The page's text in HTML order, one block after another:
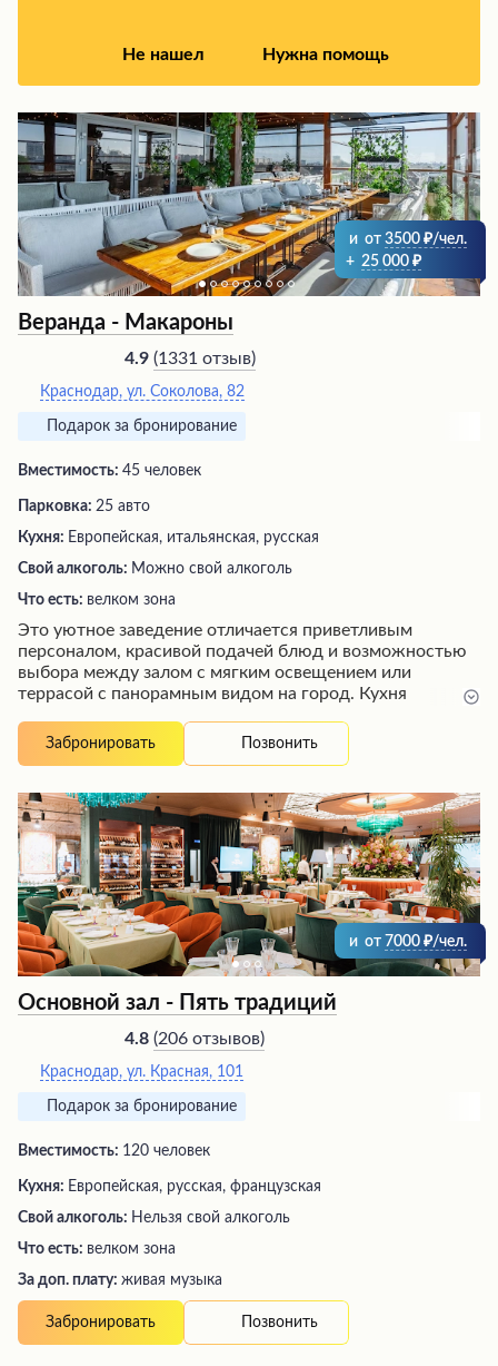
Не нашел Нужна помощь
и от 3500
/чел.
+ 25 000
Веранда - Макароны
4.9 (1331 отзыв)
Краснодар, ул. Соколова, 82
Подарок за бронирование
Вместимость: 45 человек
Парковка: 25 авто
Кухня: Европейская, итальянская, русская
Свой алкоголь: Можно свой алкоголь
Что есть: велком зона
Это уютное заведение отличается приветливым
персоналом, красивой подачей блюд и возможностью
выбора между залом с мягким освещением или
террасой с панорамным видом на город. Кухня
дружелюбное, что способствует комфортному
времяпрепровождению в кругу близких. Особую
хотя некоторые гости отмечают наличие
искусственных растений как небольшой минус. В
целом, это прекрасное место для душевных посиделок
за вкусным ужином с семьей или друзьями.
Забронировать Позвонить
и от 7000 /чел.
Основной зал - Пять традиций
4.8 (206 отзывов)
Краснодар, ул. Красная, 101
Подарок за бронирование
Вместимость: 120 человек
Кухня: Европейская, русская, французская
Свой алкоголь: Нельзя свой алкоголь
Что есть: велком зона
За доп. плату: живая музыка
Забронировать Позвонить